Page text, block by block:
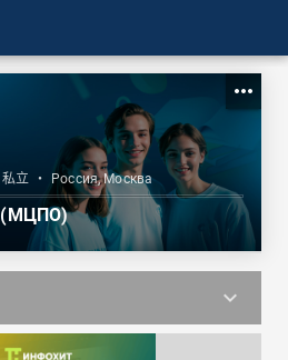
more_horiz
私立 • Россия, Москва
(МЦПО)
keyboard_arrow_down